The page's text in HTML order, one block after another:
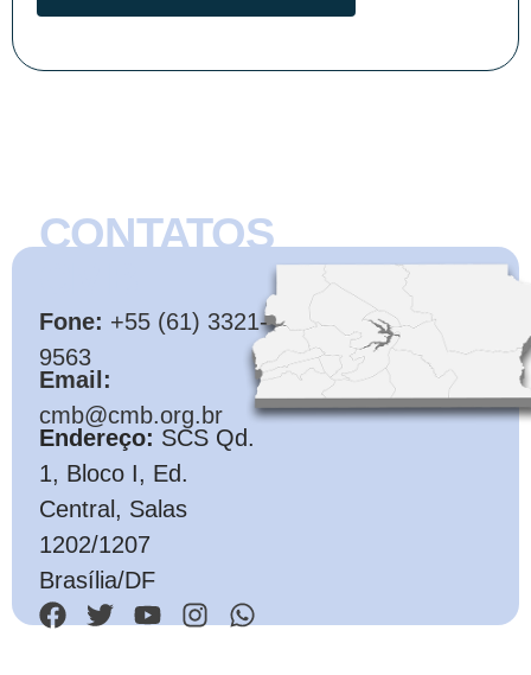
CONTATOS
Fone: +55 (61) 3321-
9563
Email:
cmb@cmb.org.br
Endereço: SCS Qd.
1, Bloco I, Ed.
Central, Salas
1202/1207
Brasília/DF